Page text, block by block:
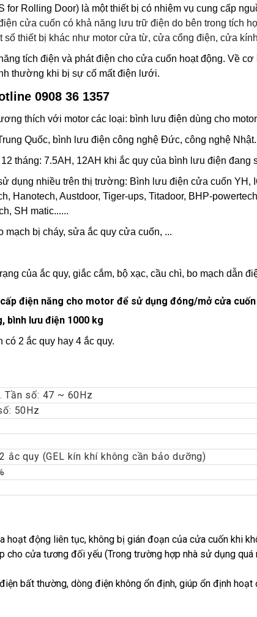
for Rolling Door) là một thiết bị có nhiệm vụ cung cấp
cửa cuốn có khả năng lưu trữ điện do bên trong tích
thiết bị khác như motor cửa từ, cửa cổng điện, cửa
tích điện và phát điện cho cửa cuốn hoạt động. Về
thường khi bị sự cố mất điện lưới.
0908 36 1357
thích với motor các loại: bình lưu điện dùng cho
Quốc, bình lưu điện công nghệ Đức, công nghệ
tháng: 7.5AH, 12AH khi ắc quy của bình lưu điện đang
dụng nhiều trên thị trường: Bình lưu điện cửa cuốn YH,
Hanotech, Austdoor, Tiger-ups, Titadoor, BHP-
SH matic......
bị cháy, sửa ắc quy cửa cuốn, ...
của ắc quy, giắc cắm, bộ xạc, cầu chì, bo mạch dẫn
điện năng cho motor để sử dụng đóng/mở cửa
bình lưu điện 1000 kg
2 ắc quy hay 4 ắc quy.
Tần số: 47 ~ 60Hz
50Hz
ắc quy (GEL kín khí không cần bảo dưỡng)
động liên tục, không bị gián đoạn của cửa cuốn khi
cho cửa tương đối yếu (Trong trường hợp nhà sử dụng
bất thường, dòng điện không ổn định, giúp ổn định hoạt